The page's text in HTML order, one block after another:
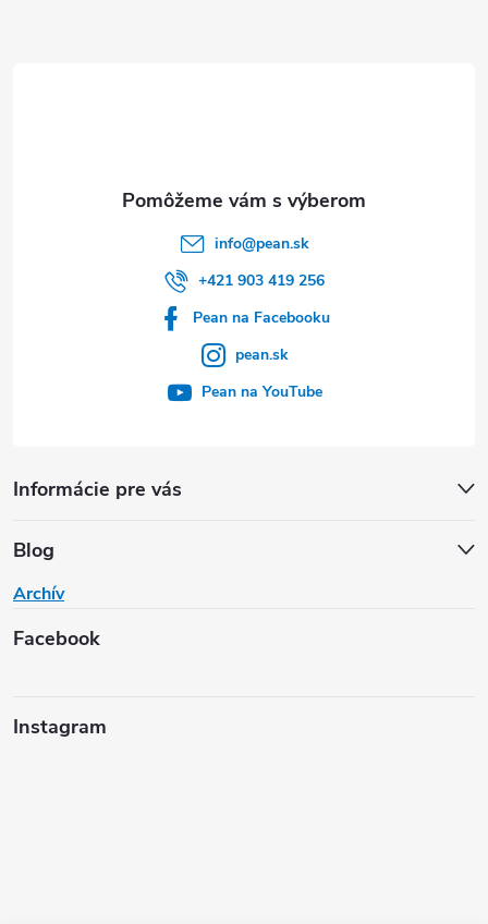
Informácie pre vás
Blog
Archív
Facebook
info@pean.sk
+421 903 419 256
Pean na Facebooku
pean.sk
Pean na YouTube
Instagram